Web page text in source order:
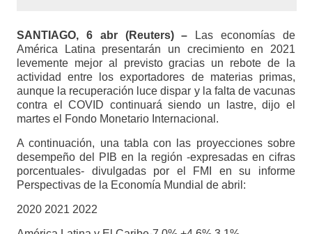
SANTIAGO, 6 abr (Reuters) – Las economías de
América Latina presentarán un crecimiento en 2021
levemente mejor al previsto gracias un rebote de la
actividad entre los exportadores de materias primas,
aunque la recuperación luce dispar y la falta de vacunas
contra el COVID continuará siendo un lastre, dijo el
martes el Fondo Monetario Internacional.
A continuación, una tabla con las proyecciones sobre
desempeño del PIB en la región -expresadas en cifras
porcentuales- divulgadas por el FMI en su informe
Perspectivas de la Economía Mundial de abril:
2020 2021 2022